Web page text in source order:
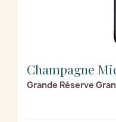
Champagne
Grande Réserve